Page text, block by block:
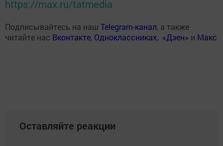
https://max.ru/tatmedia
Подписывайтесь на наш Telegram-канал, а также
читайте нас Вконтакте, Одноклассниках, «Дзен» и Макс
Оставляйте реакции